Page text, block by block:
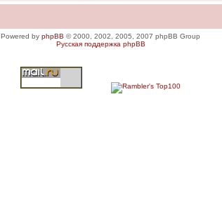
Powered by phpBB © 2000, 2002, 2005, 2007 phpBB Group
Русская поддержка phpBB